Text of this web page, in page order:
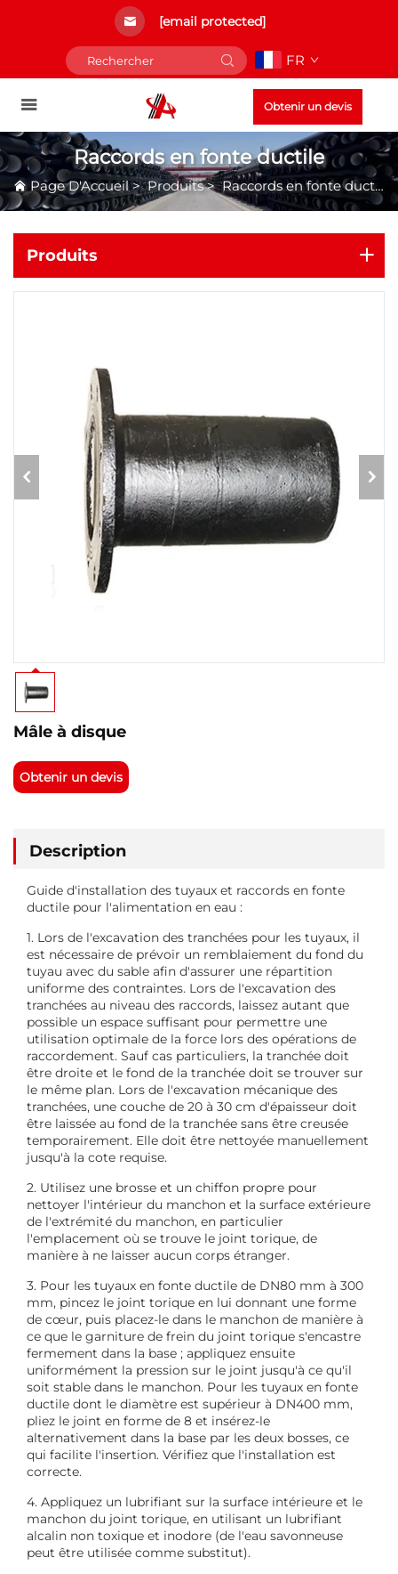
[email protected]
FR
Obtenir un devis
Raccords en fonte ductile
Page D'Accueil>Produits>Raccords en fonte ductile
Produits
Mâle à disque
Obtenir un devis
Description
Guide d'installation des tuyaux et raccords en fonte
ductile pour l'alimentation en eau :
1. Lors de l'excavation des tranchées pour les tuyaux, il
est nécessaire de prévoir un remblaiement du fond du
tuyau avec du sable afin d'assurer une répartition
uniforme des contraintes. Lors de l'excavation des
tranchées au niveau des raccords, laissez autant que
possible un espace suffisant pour permettre une
utilisation optimale de la force lors des opérations de
raccordement. Sauf cas particuliers, la tranchée doit
être droite et le fond de la tranchée doit se trouver sur
le même plan. Lors de l'excavation mécanique des
tranchées, une couche de 20 à 30 cm d'épaisseur doit
être laissée au fond de la tranchée sans être creusée
temporairement. Elle doit être nettoyée manuellement
jusqu'à la cote requise.
2. Utilisez une brosse et un chiffon propre pour
nettoyer l'intérieur du manchon et la surface extérieure
de l'extrémité du manchon, en particulier
l'emplacement où se trouve le joint torique, de
manière à ne laisser aucun corps étranger.
3. Pour les tuyaux en fonte ductile de DN80 mm à 300
mm, pincez le joint torique en lui donnant une forme
de cœur, puis placez-le dans le manchon de manière à
ce que le garniture de frein du joint torique s'encastre
fermement dans la base ; appliquez ensuite
uniformément la pression sur le joint jusqu'à ce qu'il
soit stable dans le manchon. Pour les tuyaux en fonte
ductile dont le diamètre est supérieur à DN400 mm,
pliez le joint en forme de 8 et insérez-le
alternativement dans la base par les deux bosses, ce
qui facilite l'insertion. Vérifiez que l'installation est
correcte.
4. Appliquez un lubrifiant sur la surface intérieure et le
manchon du joint torique, en utilisant un lubrifiant
alcalin non toxique et inodore (de l'eau savonneuse
peut être utilisée comme substitut).